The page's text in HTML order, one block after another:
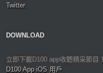
Twitter
DOWNLOAD
立即下載D100 app收聽精采節目！
D100 App iOS 用戶